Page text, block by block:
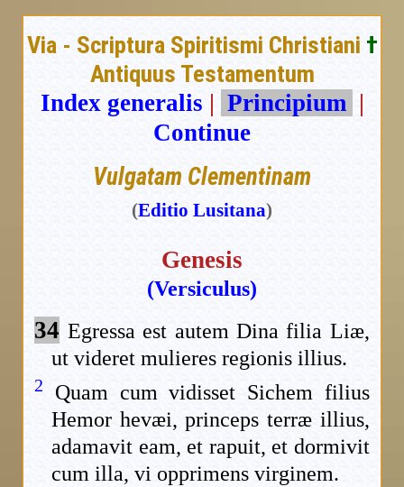
Via - Scriptura Spiritismi Christiani †
Antiquus Testamentum
Index generalis | Principium |
Continue
Vulgatam Clementinam
(Editio Lusitana)
Genesis
(Versiculus)
34 Egressa est autem Dina filia Liæ,
ut videret mulieres regionis illius.
2
Quam cum vidisset Sichem filius
Hemor hevæi, princeps terræ illius,
adamavit eam, et rapuit, et dormivit
cum illa, vi opprimens virginem.